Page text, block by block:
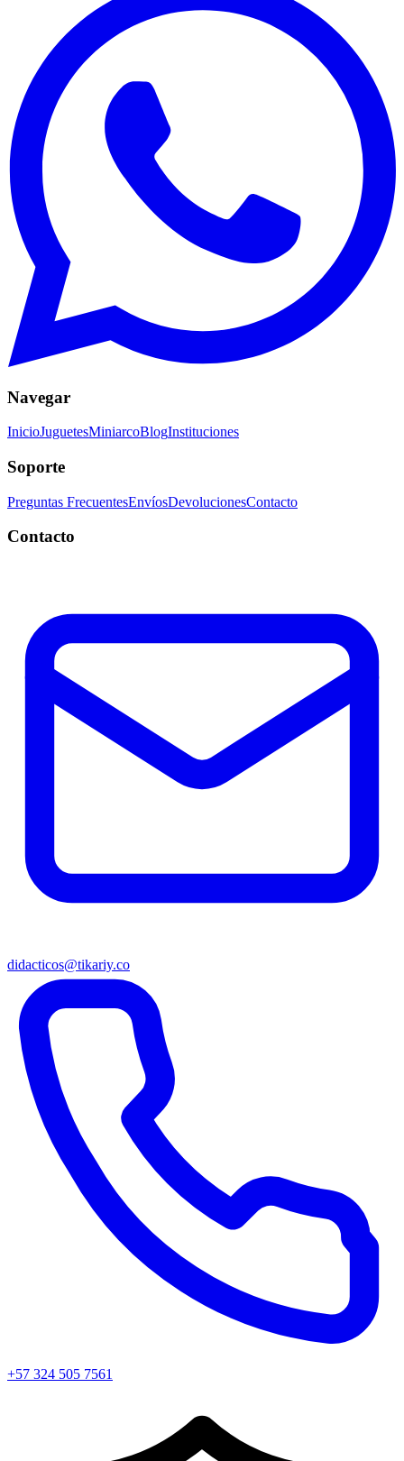
Navegar
InicioJuguetesMiniarcoBlogInstituciones
Soporte
Preguntas FrecuentesEnvíosDevolucionesContacto
Contacto
didacticos@tikariy.co
+57 324 505 7561